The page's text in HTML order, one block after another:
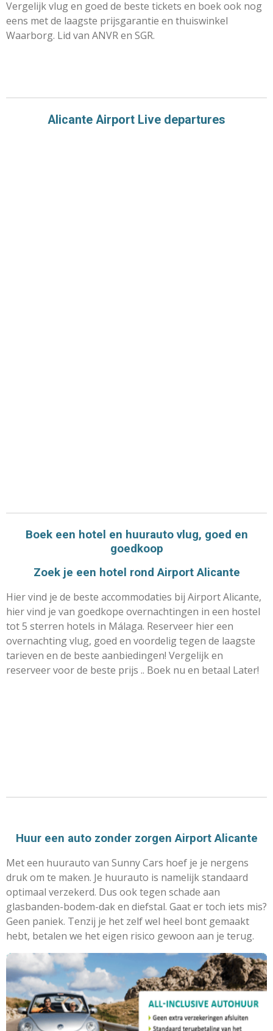
Vergelijk vlug en goed de beste tickets en boek ook nog
eens met de laagste prijsgarantie en thuiswinkel
Waarborg. Lid van ANVR en SGR.
Alicante Airport Live departures
Boek een hotel en huurauto vlug, goed en
goedkoop
Zoek je een hotel rond Airport Alicante
Hier vind je de beste accommodaties bij Airport Alicante,
hier vind je van goedkope overnachtingen in een hostel
tot 5 sterren hotels in Málaga. Reserveer hier een
overnachting vlug, goed en voordelig tegen de laagste
tarieven en de beste aanbiedingen! Vergelijk en
reserveer voor de beste prijs .. Boek nu en betaal Later!
Huur een auto zonder zorgen Airport Alicante
Met een huurauto van Sunny Cars hoef je je nergens
druk om te maken. Je huurauto is namelijk standaard
optimaal verzekerd. Dus ook tegen schade aan
glasbanden-bodem-dak en diefstal. Gaat er toch iets mis?
Geen paniek. Tenzij je het zelf wel heel bont gemaakt
hebt, betalen we het eigen risico gewoon aan je terug.